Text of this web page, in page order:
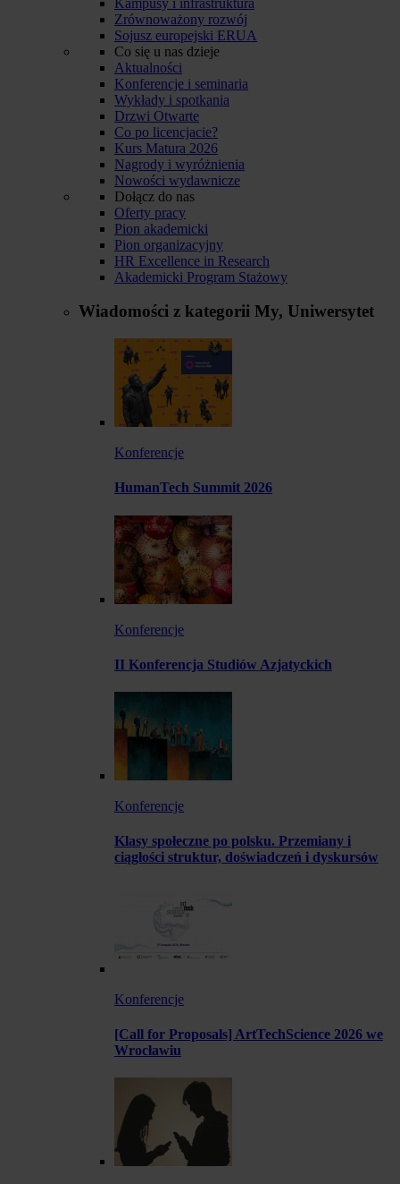
Zrównoważony rozwój
Sojusz europejski ERUA
Co się u nas dzieje
Aktualności
Konferencje i seminaria
Wykłady i spotkania
Drzwi Otwarte
Co po licencjacie?
Kurs Matura 2026
Nagrody i wyróżnienia
Nowości wydawnicze
Dołącz do nas
Oferty pracy
Pion akademicki
Pion organizacyjny
HR Excellence in Research
Akademicki Program Stażowy
Wiadomości z kategorii My, Uniwersytet
Konferencje
HumanTech Summit 2026
Konferencje
II Konferencja Studiów Azjatyckich
Konferencje
Klasy społeczne po polsku. Przemiany i
ciągłości struktur, doświadczeń i dyskursów
Konferencje
[Call for Proposals] ArtTechScience 2026 we
Wrocławiu